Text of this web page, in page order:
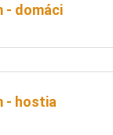
- domáci
- hostia